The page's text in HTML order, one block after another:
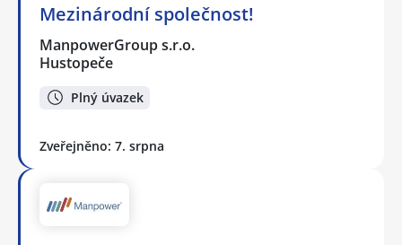
Mezinárodní společnost!
ManpowerGroup s.r.o.
Hustopeče
Plný úvazek
Zveřejněno: 7. srpna